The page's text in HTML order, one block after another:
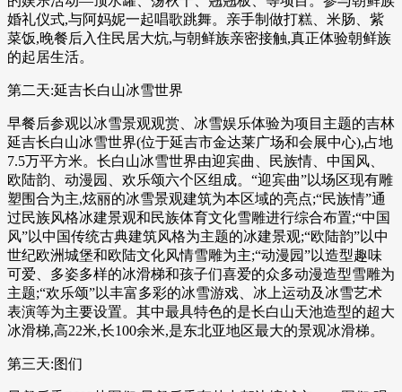
婚礼仪式,与阿妈妮一起唱歌跳舞。亲手制做打糕、米肠、紫
菜饭,晚餐后入住民居大炕,与朝鲜族亲密接触,真正体验朝鲜族
的起居生活。
第二天:延吉长白山冰雪世界
早餐后参观以冰雪景观观赏、冰雪娱乐体验为项目主题的吉林
延吉长白山冰雪世界(位于延吉市金达莱广场和会展中心),占地
7.5万平方米。长白山冰雪世界由迎宾曲、民族情、中国风、
欧陆韵、动漫园、欢乐颂六个区组成。“迎宾曲”以场区现有雕
塑围合为主,炫丽的冰雪景观建筑为本区域的亮点;“民族情”通
过民族风格冰建景观和民族体育文化雪雕进行综合布置;“中国
风”以中国传统古典建筑风格为主题的冰建景观;“欧陆韵”以中
世纪欧洲城堡和欧陆文化风情雪雕为主;“动漫园”以造型趣味
可爱、多姿多样的冰滑梯和孩子们喜爱的众多动漫造型雪雕为
主题;“欢乐颂”以丰富多彩的冰雪游戏、冰上运动及冰雪艺术
表演等为主要设置。其中最具特色的是长白山天池造型的超大
冰滑梯,高22米,长100余米,是东北亚地区最大的景观冰滑梯。
第三天:图们